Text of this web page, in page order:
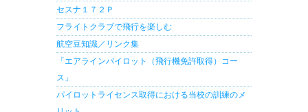
セスナ１７２Ｐ
フライトクラブで飛行を楽しむ
航空豆知識／リンク集
「エアラインパイロット（飛行機免許取得）コー
ス」
パイロットライセンス取得における当校の訓練のメ